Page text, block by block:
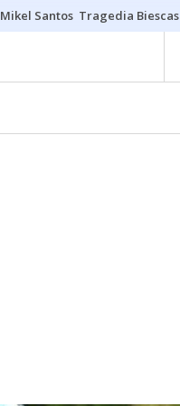
Mikel Santos Tragedia Biescas